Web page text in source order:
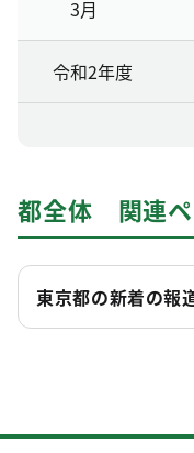
3月
令和2年度
都全体 関連
東京都の新着の報